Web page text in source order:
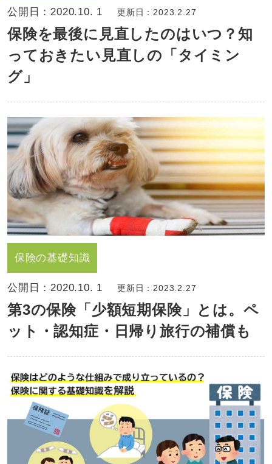
公開日：2020.10. 1 更新日：2023.2.27
保険を最後に見直したのはいつ？知
っておきたい見直しの「タイミン
グ」
保険の基礎知識
公開日：2020.10. 1 更新日：2023.2.27
第3の保険「少額短期保険」とは。ペ
ット・認知症・日帰り旅行の補償も